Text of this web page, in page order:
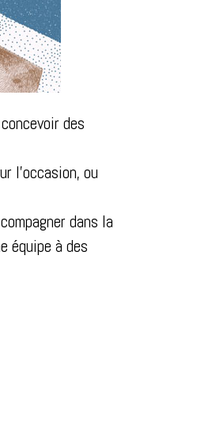
des
l'occasion, ou
dans la
équipe à des